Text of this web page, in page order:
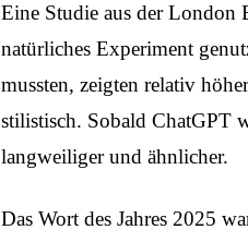
Eine Studie aus der London
natürliches Experiment
mussten, zeigten relativ
stilistisch. Sobald ChatGPT
langweiliger und ähnlicher.
Das Wort des Jahres 2025